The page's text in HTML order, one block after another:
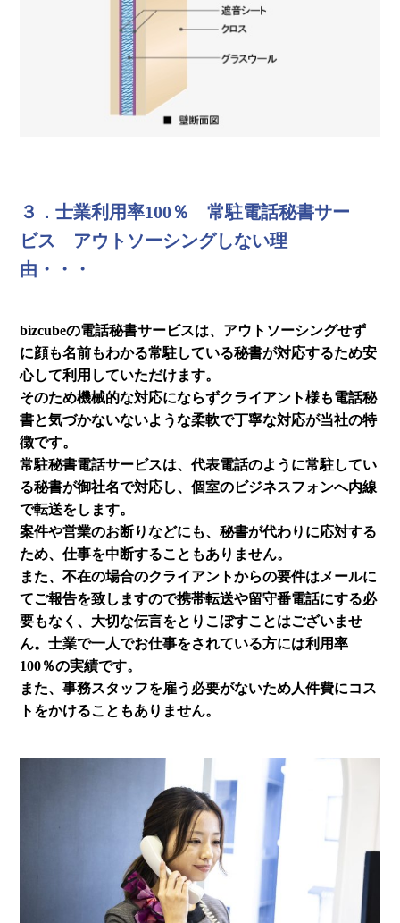
３．士業利用率100％ 常駐電話秘書サー
ビス アウトソーシングしない理
由・・・
bizcubeの電話秘書サービスは、アウトソーシングせず
に顔も名前もわかる常駐している秘書が対応するため安
心して利用していただけます。
そのため機械的な対応にならずクライアント様も電話秘
書と気づかないないような柔軟で丁寧な対応が当社の特
徴です。
常駐秘書電話サービスは、代表電話のように常駐してい
る秘書が御社名で対応し、個室のビジネスフォンへ内線
で転送をします。
案件や営業のお断りなどにも、秘書が代わりに応対する
ため、仕事を中断することもありません。
また、不在の場合のクライアントからの要件はメールに
てご報告を致しますので携帯転送や留守番電話にする必
要もなく、大切な伝言をとりこぼすことはございませ
ん。士業で一人でお仕事をされている方には利用率
100％の実績です。
また、事務スタッフを雇う必要がないため人件費にコス
トをかけることもありません。